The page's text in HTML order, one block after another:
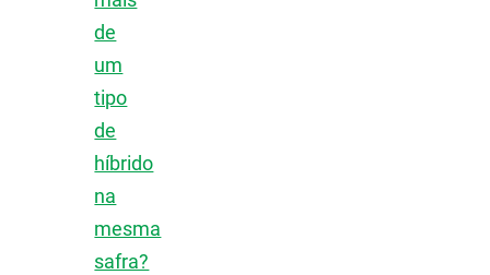
de
um
tipo
de
híbrido
na
mesma
safra?